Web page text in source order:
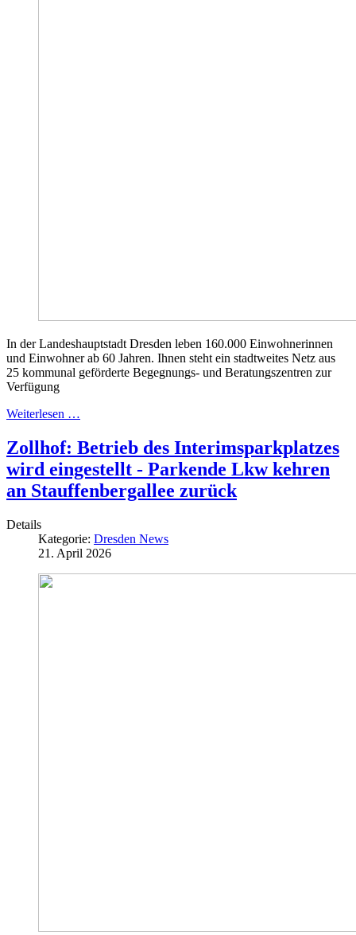
In der Landeshauptstadt Dresden leben 160.000 Einwohnerinnen
und Einwohner ab 60 Jahren. Ihnen steht ein stadtweites Netz aus
25 kommunal geförderte Begegnungs- und Beratungszentren zur
Verfügung
Weiterlesen …
Zollhof: Betrieb des Interimsparkplatzes
wird eingestellt - Parkende Lkw kehren
an Stauffenbergallee zurück
Details
Kategorie: Dresden News
21. April 2026